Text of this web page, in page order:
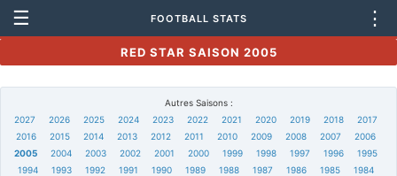
☰ FOOTBALL STATS ⋮
RED STAR SAISON 2005
Autres Saisons :
2027
2026 2025 2024 2023 2022 2021 2020 2019 2018
2017
2016
2015 2014 2013 2012 2011 2010 2009 2008 2007
2006
2005
2004 2003 2002 2001 2000 1999 1998 1997 1996
1995
1994
1993 1992 1991 1990 1989 1988 1987 1986 1985
1984